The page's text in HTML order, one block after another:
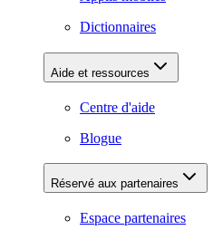
Dictionnaires
Aide et ressources
Centre d'aide
Blogue
Réservé aux partenaires
Espace partenaires